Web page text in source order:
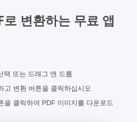
로 변환하는 무료 앱
택 또는 드래그 앤 드롭
고 변환 버튼을 클릭하십시오
을 클릭하여 PDF 이미지를 다운로드